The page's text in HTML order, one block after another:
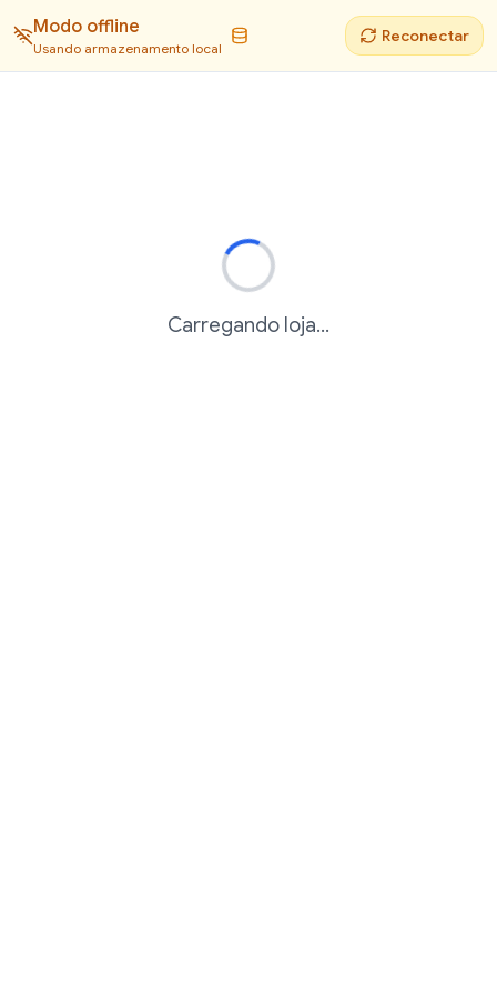
Modo offline
Usando armazenamento local
Reconectar
Carregando loja...